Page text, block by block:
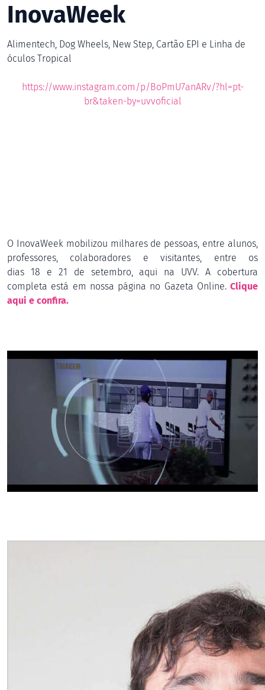
InovaWeek
Alimentech, Dog Wheels, New Step, Cartão EPI e Linha de
óculos Tropical
https://www.instagram.com/p/BoPmU7anARv/?hl=pt-
br&taken-by=uvvoficial
O InovaWeek mobilizou milhares de pessoas, entre alunos,
professores, colaboradores e visitantes, entre os
dias 18 e 21 de setembro, aqui na UVV. A cobertura
completa está em nossa página no Gazeta Online. Clique
aqui e confira.